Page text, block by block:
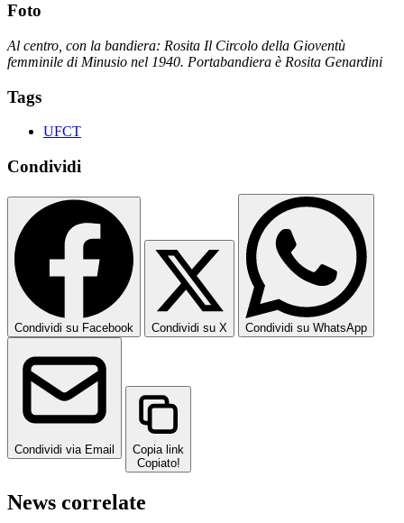
Foto
Al centro, con la bandiera: Rosita Il Circolo della Gioventù
femminile di Minusio nel 1940. Portabandiera è Rosita Genardini
Tags
UFCT
Condividi
Condividi su Facebook Condividi su X Condividi su WhatsApp
Condividi via Email
Copia link
Copiato!
News correlate